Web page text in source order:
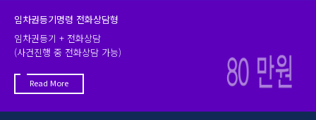
임차권등기명령 전화상담형
임차권등기 + 전화상담
(사건진행 중 전화상담 가능)
Read More